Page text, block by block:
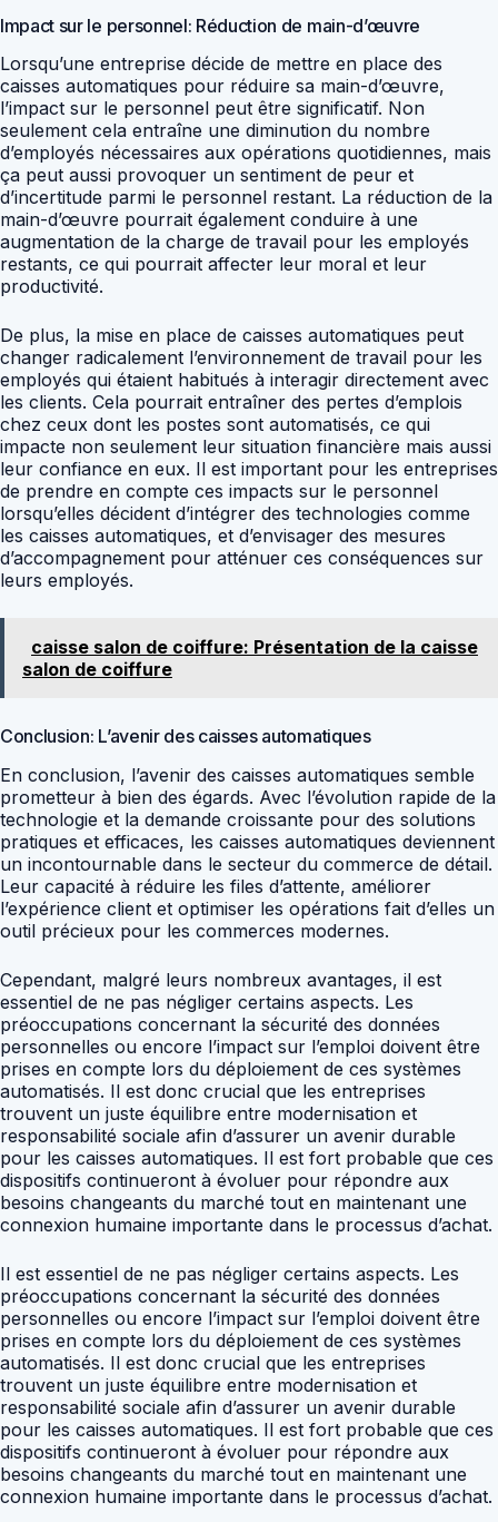
Impact sur le personnel: Réduction de main-d’œuvre
Lorsqu’une entreprise décide de mettre en place des
caisses automatiques pour réduire sa main-d’œuvre,
l’impact sur le personnel peut être significatif. Non
seulement cela entraîne une diminution du nombre
d’employés nécessaires aux opérations quotidiennes, mais
ça peut aussi provoquer un sentiment de peur et
d’incertitude parmi le personnel restant. La réduction de la
main-d’œuvre pourrait également conduire à une
augmentation de la charge de travail pour les employés
restants, ce qui pourrait affecter leur moral et leur
productivité.
De plus, la mise en place de caisses automatiques peut
changer radicalement l’environnement de travail pour les
employés qui étaient habitués à interagir directement avec
les clients. Cela pourrait entraîner des pertes d’emplois
chez ceux dont les postes sont automatisés, ce qui
impacte non seulement leur situation financière mais aussi
leur confiance en eux. Il est important pour les entreprises
de prendre en compte ces impacts sur le personnel
lorsqu’elles décident d’intégrer des technologies comme
les caisses automatiques, et d’envisager des mesures
d’accompagnement pour atténuer ces conséquences sur
leurs employés.
caisse salon de coiffure: Présentation de la caisse
salon de coiffure
Conclusion: L’avenir des caisses automatiques
En conclusion, l’avenir des caisses automatiques semble
prometteur à bien des égards. Avec l’évolution rapide de la
technologie et la demande croissante pour des solutions
pratiques et efficaces, les caisses automatiques deviennent
un incontournable dans le secteur du commerce de détail.
Leur capacité à réduire les files d’attente, améliorer
l’expérience client et optimiser les opérations fait d’elles un
outil précieux pour les commerces modernes.
Cependant, malgré leurs nombreux avantages, il est
essentiel de ne pas négliger certains aspects. Les
préoccupations concernant la sécurité des données
personnelles ou encore l’impact sur l’emploi doivent être
prises en compte lors du déploiement de ces systèmes
automatisés. Il est donc crucial que les entreprises
trouvent un juste équilibre entre modernisation et
responsabilité sociale afin d’assurer un avenir durable
pour les caisses automatiques. Il est fort probable que ces
dispositifs continueront à évoluer pour répondre aux
besoins changeants du marché tout en maintenant une
connexion humaine importante dans le processus d’achat.
Il est essentiel de ne pas négliger certains aspects. Les
préoccupations concernant la sécurité des données
personnelles ou encore l’impact sur l’emploi doivent être
prises en compte lors du déploiement de ces systèmes
automatisés. Il est donc crucial que les entreprises
trouvent un juste équilibre entre modernisation et
responsabilité sociale afin d’assurer un avenir durable
pour les caisses automatiques. Il est fort probable que ces
dispositifs continueront à évoluer pour répondre aux
besoins changeants du marché tout en maintenant une
connexion humaine importante dans le processus d’achat.